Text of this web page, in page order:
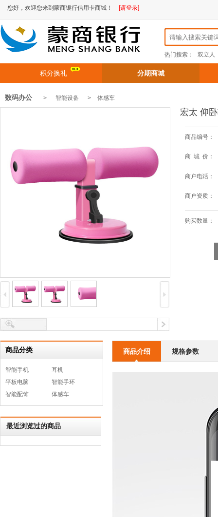
您好，欢迎您来到蒙商银行信用卡商城！ [请登录]
热门搜索： 双立人
积分换礼 分期商城
数码办公 > 智能设备 > 体感车
宏太 仰
商品编号：
商 城 价：
商户电话：
商户资质：
购买数量：
商品分类
智能手机
耳机
平板电脑
智能手环
智能配饰
体感车
最近浏览过的商品
商品介绍 规格参数